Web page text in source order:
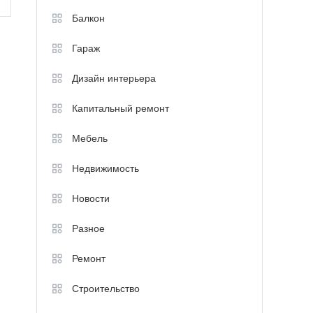
Балкон
Гараж
Дизайн интерьера
Капитальный ремонт
Мебель
Недвижимость
Новости
Разное
Ремонт
Строительство